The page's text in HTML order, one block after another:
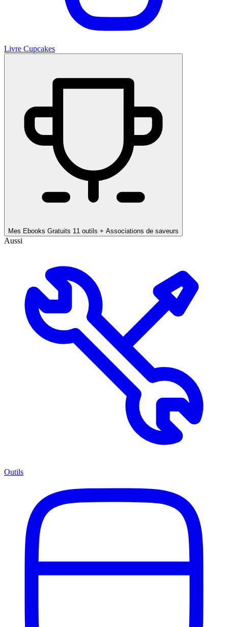
Livre Cupcakes
Mes Ebooks Gratuits 11 outils + Associations de saveurs
Aussi
Outils